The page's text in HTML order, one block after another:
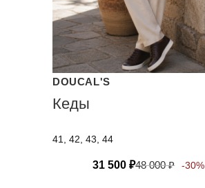
DOUCAL'S
Кеды
41, 42, 43, 44
31 500₽48 000₽ -30%